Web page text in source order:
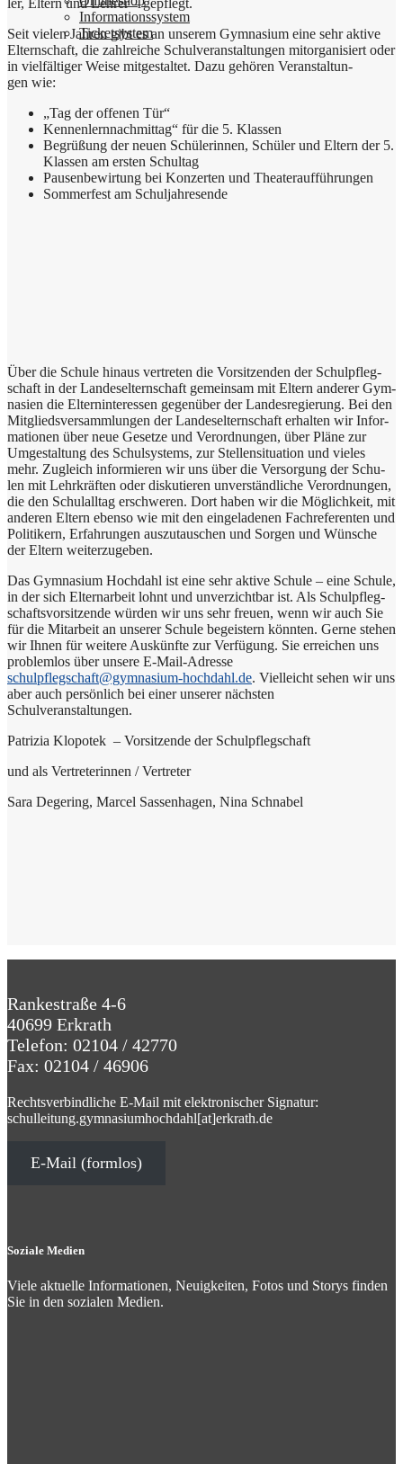
Infor­ma­ti­ons­sy­stem
Ticket­sy­stem
ler, Eltern und Leh­rer – gepflegt.
Seit vie­len Jah­ren gibt es an unse­rem Gym­na­si­um eine sehr akti­ve
Eltern­schaft, die zahl­rei­che Schul­ver­an­stal­tun­gen mit­or­ga­ni­siert oder
in viel­fäl­ti­ger Wei­se mit­ge­stal­tet. Dazu gehö­ren Ver­an­stal­tun­
gen wie:
„Tag der offe­nen Tür“
Ken­nen­lern­nach­mit­tag“ für die 5. Klassen
Begrü­ßung der neu­en Schü­le­rin­nen, Schü­ler und Eltern der 5.
Klas­sen am ersten Schultag
Pau­sen­be­wir­tung bei Kon­zer­ten und Theateraufführungen
Som­mer­fest am Schuljahresende
Über die Schu­le hin­aus ver­tre­ten die Vor­sit­zen­den der Schul­pfleg­
schaft in der Lan­des­el­tern­schaft gemein­sam mit Eltern ande­rer Gym­
na­si­en die Eltern­in­ter­es­sen gegen­über der Lan­des­re­gie­rung. Bei den
Mit­glieds­ver­samm­lun­gen der Lan­des­el­tern­schaft erhal­ten wir Infor­
ma­tio­nen über neue Geset­ze und Ver­ord­nun­gen, über Plä­ne zur
Umge­stal­tung des Schul­sy­stems, zur Stel­len­si­tua­ti­on und vie­les
mehr. Zugleich infor­mie­ren wir uns über die Ver­sor­gung der Schu­
len mit Lehr­kräf­ten oder dis­ku­tie­ren unver­ständ­li­che Ver­ord­nun­gen,
die den Schul­all­tag erschwe­ren. Dort haben wir die Mög­lich­keit, mit
ande­ren Eltern eben­so wie mit den ein­ge­la­de­nen Fach­re­fe­ren­ten und
Poli­ti­kern, Erfah­run­gen aus­zu­tau­schen und Sor­gen und Wün­sche
der Eltern weiterzugeben.
Das Gym­na­si­um Hoch­dahl ist eine sehr akti­ve Schu­le – eine Schu­le,
in der sich Eltern­ar­beit lohnt und unver­zicht­bar ist. Als Schul­pfleg­
schafts­vor­sit­zen­de wür­den wir uns sehr freu­en, wenn wir auch Sie
für die Mit­ar­beit an unse­rer Schu­le begei­stern könn­ten. Ger­ne ste­hen
wir Ihnen für wei­te­re Aus­künf­te zur Ver­fü­gung. Sie errei­chen uns
pro­blem­los über unse­re E-Mail-Adres­se
schulpflegschaft@gymnasium-hochdahl.de. Viel­leicht sehen wir uns
aber auch per­sön­lich bei einer unse­rer näch­sten
Schulveranstaltungen.
Patri­zia Klo­po­tek – Vor­sit­zen­de der Schulpflegschaft
und als Ver­tre­te­rin­nen / Vertreter
Sara Degering, Mar­cel Sas­sen­ha­gen, Nina Schnabel
Rankestraße 4-6
40699 Erkrath
Telefon: 02104 / 42770
Fax: 02104 / 46906
Rechtsverbindliche E-Mail mit elektronischer Signatur:
schulleitung.gymnasiumhochdahl[at]erkrath.de
E-Mail (formlos)
Soziale Medien
Viele aktuelle Informationen, Neuigkeiten, Fotos und Storys finden
Sie in den sozialen Medien.